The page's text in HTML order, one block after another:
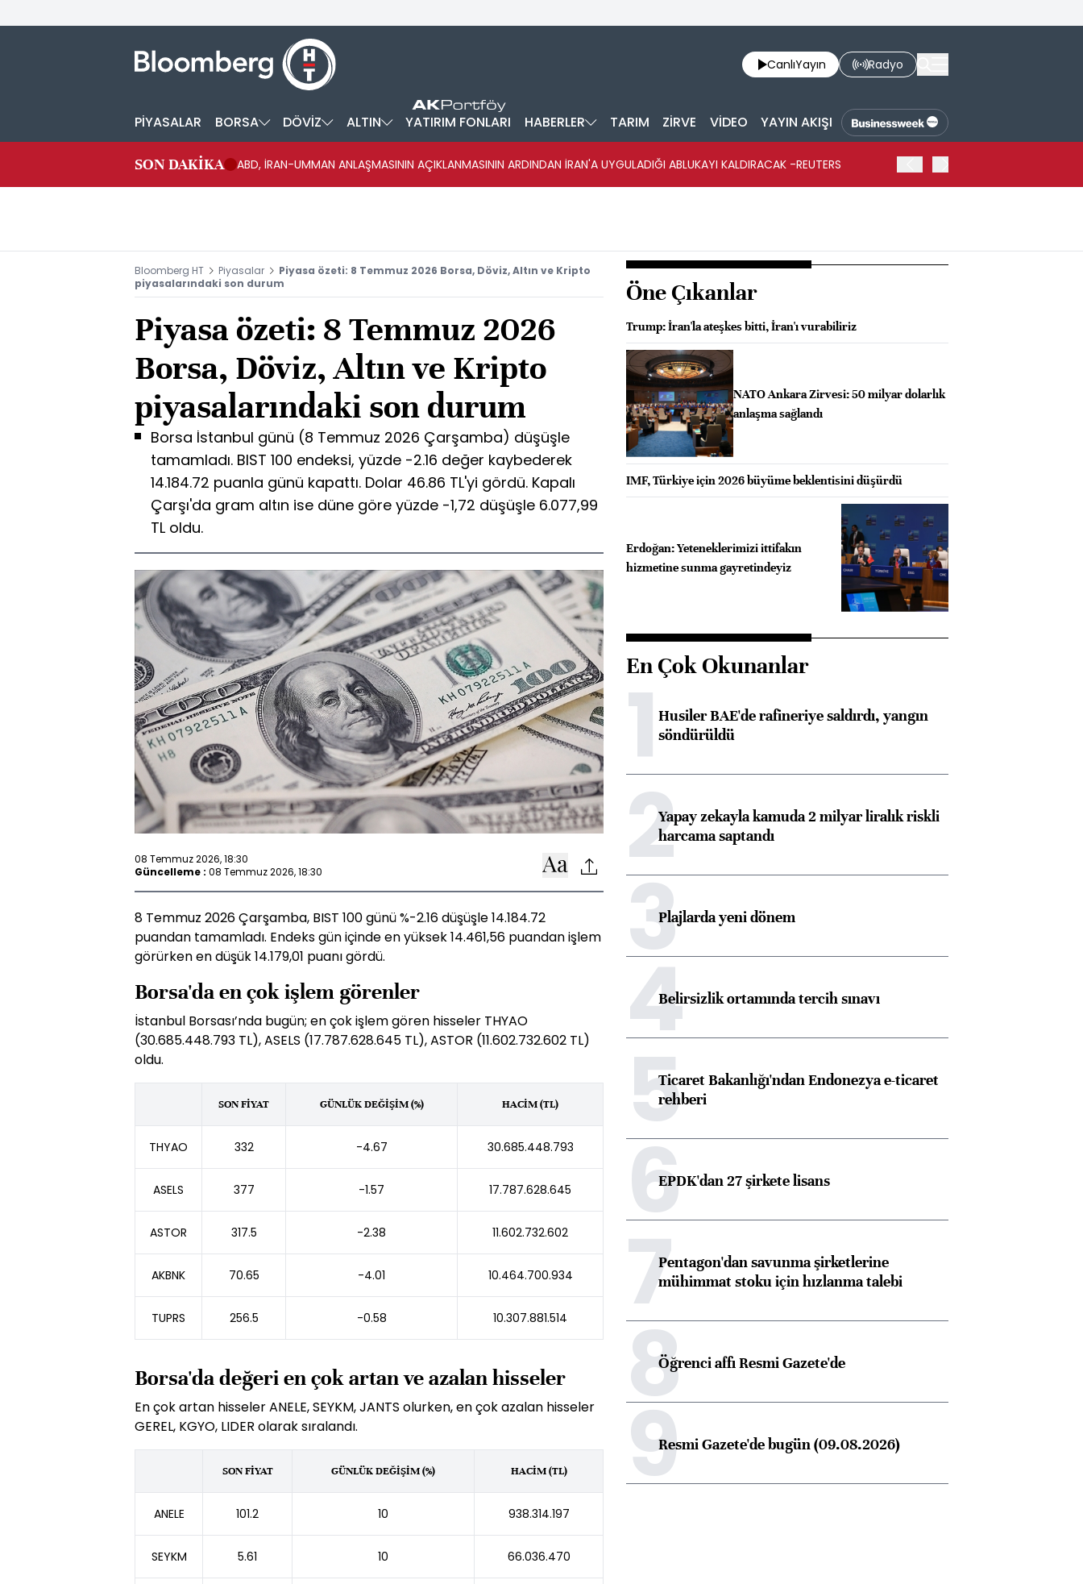
CanlıYayın Radyo
PİYASALAR BORSA DÖVİZ ALTIN YATIRIM FONLARI HABERLER TARIM ZİRVE VİDEO YAYIN AKIŞI
SON DAKİKA ABD, İRAN-UMMAN ANLAŞMASININ AÇIKLANMASININ ARDINDAN İRAN'A UYGULADIĞI ABLUKAYI KALDIRACAK -REUTERS
Bloomberg HT Piyasalar
Piyasa özeti: 8 Temmuz 2026 Borsa, Döviz, Altın ve Kripto
piyasalarındaki son durum
Piyasa özeti: 8 Temmuz 2026
Borsa, Döviz, Altın ve Kripto
piyasalarındaki son durum
Borsa İstanbul günü (8 Temmuz 2026 Çarşamba) düşüşle
tamamladı. BIST 100 endeksi, yüzde -2.16 değer kaybederek
14.184.72 puanla günü kapattı. Dolar 46.86 TL'yi gördü. Kapalı
Çarşı'da gram altın ise düne göre yüzde -1,72 düşüşle 6.077,99
TL oldu.
08 Temmuz 2026, 18:30
Güncelleme : 08 Temmuz 2026, 18:30
8 Temmuz 2026 Çarşamba, BIST 100 günü %-2.16 düşüşle 14.184.72
puandan tamamladı. Endeks gün içinde en yüksek 14.461,56 puandan işlem
görürken en düşük 14.179,01 puanı gördü.
Borsa'da en çok işlem görenler
İstanbul Borsası’nda bugün; en çok işlem gören hisseler THYAO
(30.685.448.793 TL), ASELS (17.787.628.645 TL), ASTOR (11.602.732.602 TL)
oldu.
SON FİYAT GÜNLÜK DEĞİŞİM (%) HACİM (TL)
THYAO 332 -4.67 30.685.448.793
ASELS 377 -1.57 17.787.628.645
ASTOR 317.5 -2.38 11.602.732.602
AKBNK 70.65 -4.01 10.464.700.934
TUPRS 256.5 -0.58 10.307.881.514
Borsa'da değeri en çok artan ve azalan hisseler
En çok artan hisseler ANELE, SEYKM, JANTS olurken, en çok azalan hisseler
GEREL, KGYO, LIDER olarak sıralandı.
SON FİYAT GÜNLÜK DEĞİŞİM (%) HACİM (TL)
ANELE 101.2 10 938.314.197
SEYKM 5.61 10 66.036.470
Öne Çıkanlar
Trump: İran'la ateşkes bitti, İran'ı vurabiliriz
NATO Ankara Zirvesi: 50 milyar dolarlık
anlaşma sağlandı
IMF, Türkiye için 2026 büyüme beklentisini düşürdü
Erdoğan: Yeteneklerimizi ittifakın
hizmetine sunma gayretindeyiz
En Çok Okunanlar
1Husiler BAE'de rafineriye saldırdı, yangın
söndürüldü
2Yapay zekayla kamuda 2 milyar liralık riskli
harcama saptandı
3Plajlarda yeni dönem
4Belirsizlik ortamında tercih sınavı
5Ticaret Bakanlığı'ndan Endonezya e-ticaret
rehberi
6EPDK'dan 27 şirkete lisans
7Pentagon'dan savunma şirketlerine
mühimmat stoku için hızlanma talebi
8Öğrenci affı Resmi Gazete'de
9Resmi Gazete'de bugün (09.08.2026)